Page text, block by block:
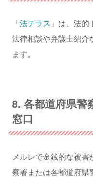
「 法テラス 」は、法的
法律相談や弁護士紹介
ます。
8. 各都道府県警
窓口
メルレで金銭的な被
察署または各都道府県